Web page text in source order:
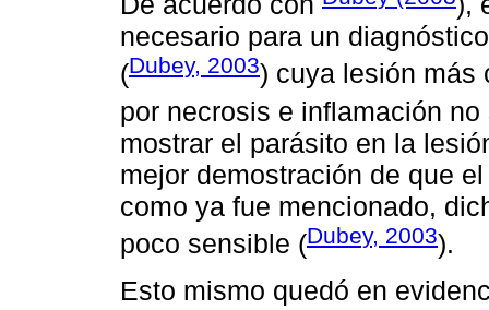
necesario para un
(Dubey, 2003) cuya lesión más
por necrosis e inflamación no
mostrar el parásito en la
mejor demostración de que
como ya fue mencionado,
poco sensible (Dubey, 2003).
Esto mismo quedó en